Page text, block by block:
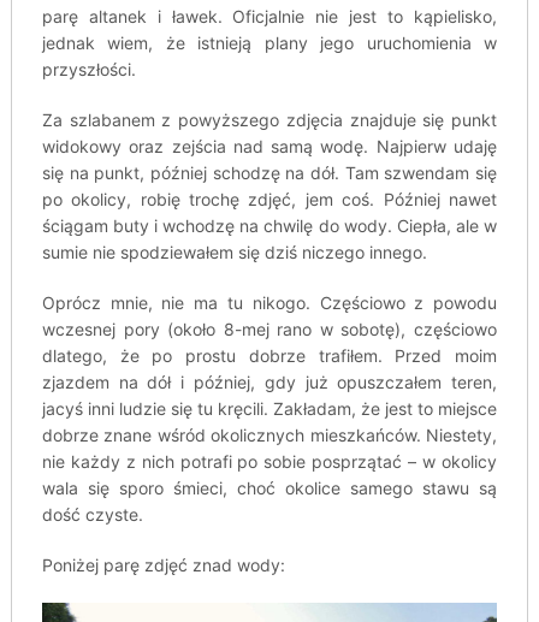
parę altanek i ławek. Oficjalnie nie jest to kąpielisko,
jednak wiem, że istnieją plany jego uruchomienia w
przyszłości.
Za szlabanem z powyższego zdjęcia znajduje się punkt
widokowy oraz zejścia nad samą wodę. Najpierw udaję
się na punkt, później schodzę na dół. Tam szwendam się
po okolicy, robię trochę zdjęć, jem coś. Później nawet
ściągam buty i wchodzę na chwilę do wody. Ciepła, ale w
sumie nie spodziewałem się dziś niczego innego.
Oprócz mnie, nie ma tu nikogo. Częściowo z powodu
wczesnej pory (około 8-mej rano w sobotę), częściowo
dlatego, że po prostu dobrze trafiłem. Przed moim
zjazdem na dół i później, gdy już opuszczałem teren,
jacyś inni ludzie się tu kręcili. Zakładam, że jest to miejsce
dobrze znane wśród okolicznych mieszkańców. Niestety,
nie każdy z nich potrafi po sobie posprzątać – w okolicy
wala się sporo śmieci, choć okolice samego stawu są
dość czyste.
Poniżej parę zdjęć znad wody: